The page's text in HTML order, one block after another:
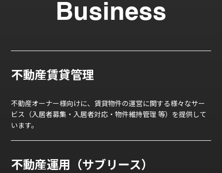
Business
不動産賃貸管理
不動産オーナー様向けに、賃貸物件の運営に関する様々なサー
ビス（入居者募集・入居者対応・物件維持管理 等）を提供して
います。
不動産運用（サブリース）